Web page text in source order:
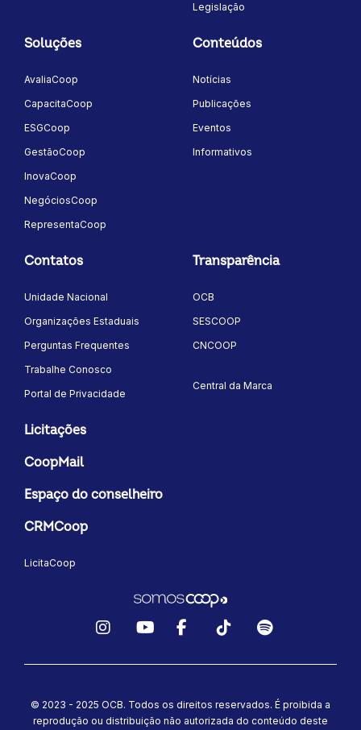
Legislação
Soluções
AvaliaCoop
CapacitaCoop
ESGCoop
GestãoCoop
InovaCoop
NegóciosCoop
RepresentaCoop
Conteúdos
Notícias
Publicações
Eventos
Informativos
Contatos
Unidade Nacional
Organizações Estaduais
Perguntas Frequentes
Trabalhe Conosco
Portal de Privacidade
Transparência
OCB
SESCOOP
CNCOOP
Central da Marca
Licitações
CoopMail
Espaço do conselheiro
CRMCoop
LicitaCoop
© 2023 - 2025 OCB. Todos os direitos reservados. É proibida a
reprodução ou distribuição não autorizada do conteúdo deste